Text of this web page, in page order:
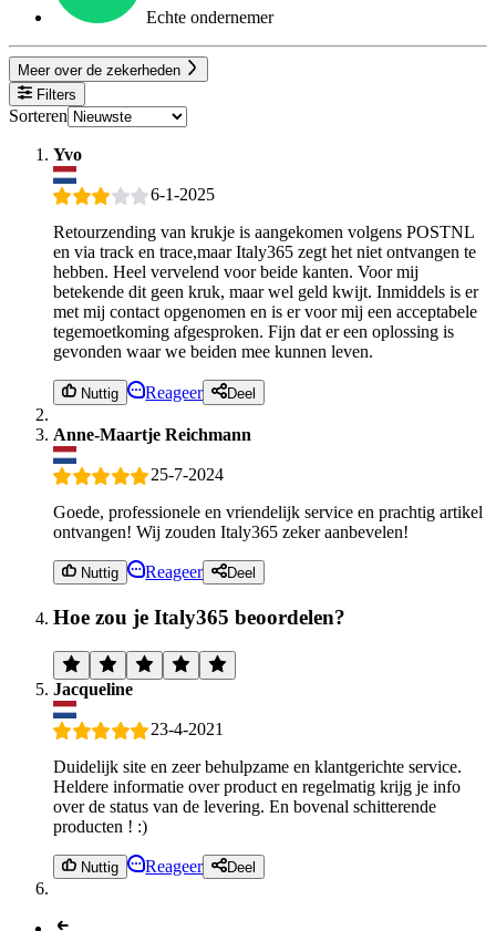
Echte ondernemer
Meer over de zekerheden
Filters
Sorteren
Yvo
6-1-2025
Retourzending van krukje is aangekomen volgens POSTNL
en via track en trace,maar Italy365 zegt het niet ontvangen te
hebben. Heel vervelend voor beide kanten. Voor mij
betekende dit geen kruk, maar wel geld kwijt. Inmiddels is er
met mij contact opgenomen en is er voor mij een acceptabele
tegemoetkoming afgesproken. Fijn dat er een oplossing is
gevonden waar we beiden mee kunnen leven.
Nuttig Reageer Deel
Anne-Maartje Reichmann
25-7-2024
Goede, professionele en vriendelijk service en prachtig artikel
ontvangen! Wij zouden Italy365 zeker aanbevelen!
Nuttig Reageer Deel
Hoe zou je Italy365 beoordelen?
Jacqueline
23-4-2021
Duidelijk site en zeer behulpzame en klantgerichte service.
Heldere informatie over product en regelmatig krijg je info
over de status van de levering. En bovenal schitterende
producten ! :)
Nuttig Reageer Deel